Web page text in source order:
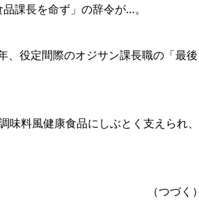
課長を命ず」の辞令が…。
役定間際のオジサン課長職の「最後
料風健康食品にしぶとく支えられ、
（つづく）